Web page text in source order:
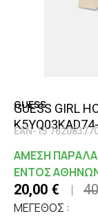
GUESS
GUESS GIRL
EAN-13
ΑΜΕΣΗ
ΕΝΤΟΣ
20,00 €
ΜΕΓΕΘΟΣ :